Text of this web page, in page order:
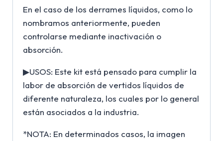
En el caso de los derrames líquidos, como lo
nombramos anteriormente, pueden
controlarse mediante inactivación o
absorción.
▶USOS: Este kit está pensado para cumplir la
labor de absorción de vertidos líquidos de
diferente naturaleza, los cuales por lo general
están asociados a la industria.
*NOTA: En determinados casos, la imagen